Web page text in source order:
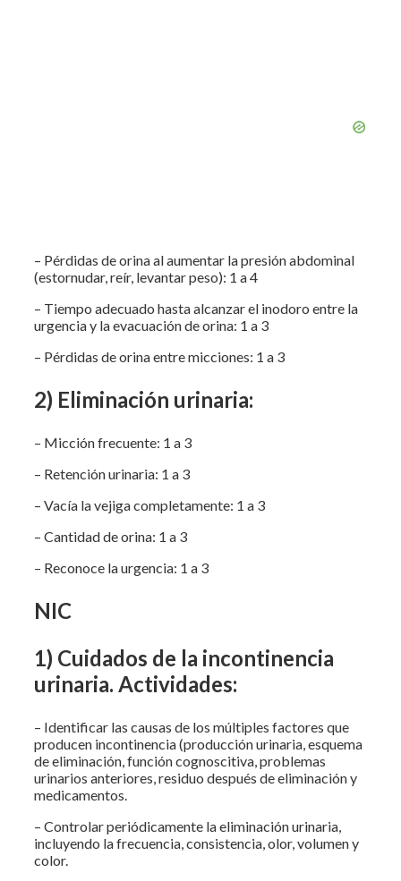
– Pérdidas de orina al aumentar la presión abdominal
(estornudar, reír, levantar peso): 1 a 4
– Tiempo adecuado hasta alcanzar el inodoro entre la
urgencia y la evacuación de orina: 1 a 3
– Pérdidas de orina entre micciones: 1 a 3
2) Eliminación urinaria:
– Micción frecuente: 1 a 3
– Retención urinaria: 1 a 3
– Vacía la vejiga completamente: 1 a 3
– Cantidad de orina: 1 a 3
– Reconoce la urgencia: 1 a 3
NIC
1) Cuidados de la incontinencia
urinaria. Actividades:
– Identificar las causas de los múltiples factores que
producen incontinencia (producción urinaria, esquema
de eliminación, función cognoscitiva, problemas
urinarios anteriores, residuo después de eliminación y
medicamentos.
– Controlar periódicamente la eliminación urinaria,
incluyendo la frecuencia, consistencia, olor, volumen y
color.